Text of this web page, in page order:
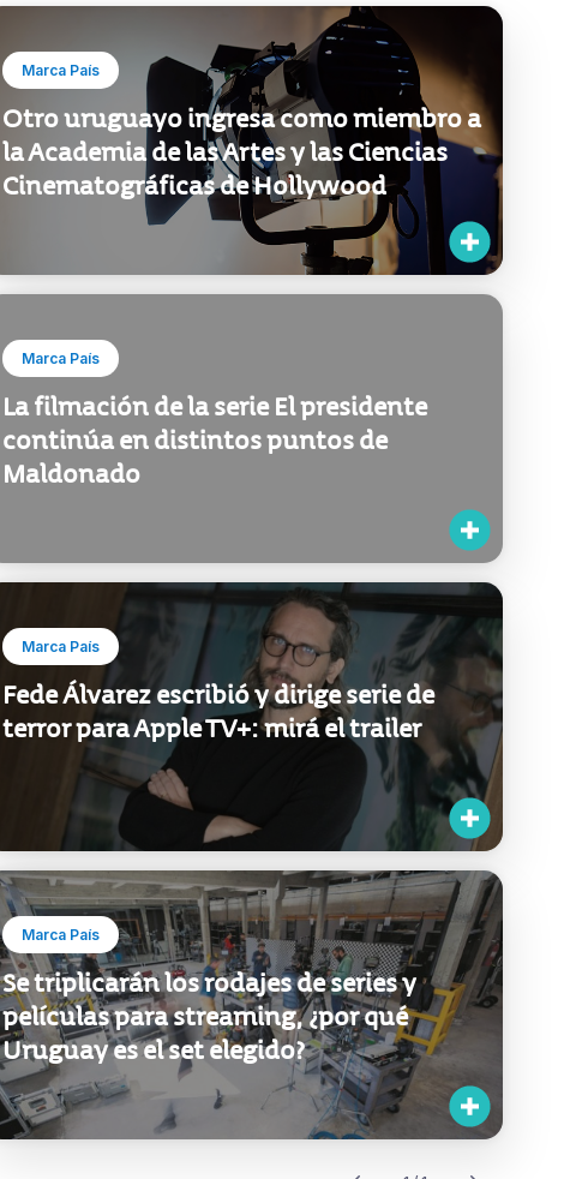
Marca País
Otro uruguayo ingresa como miembro a
la Academia de las Artes y las Ciencias
Cinematográficas de Hollywood
Marca País
La filmación de la serie El presidente
continúa en distintos puntos de
Maldonado
Marca País
Fede Álvarez escribió y dirige serie de
terror para Apple TV+: mirá el trailer
Marca País
Se triplicarán los rodajes de series y
películas para streaming, ¿por qué
Uruguay es el set elegido?